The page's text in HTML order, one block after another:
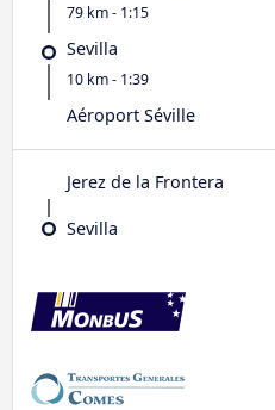
79 km - 1:15
Sevilla
10 km - 1:39
Aéroport Séville
Jerez de la Frontera
Sevilla